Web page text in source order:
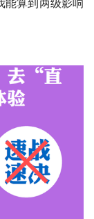
算到两级影响